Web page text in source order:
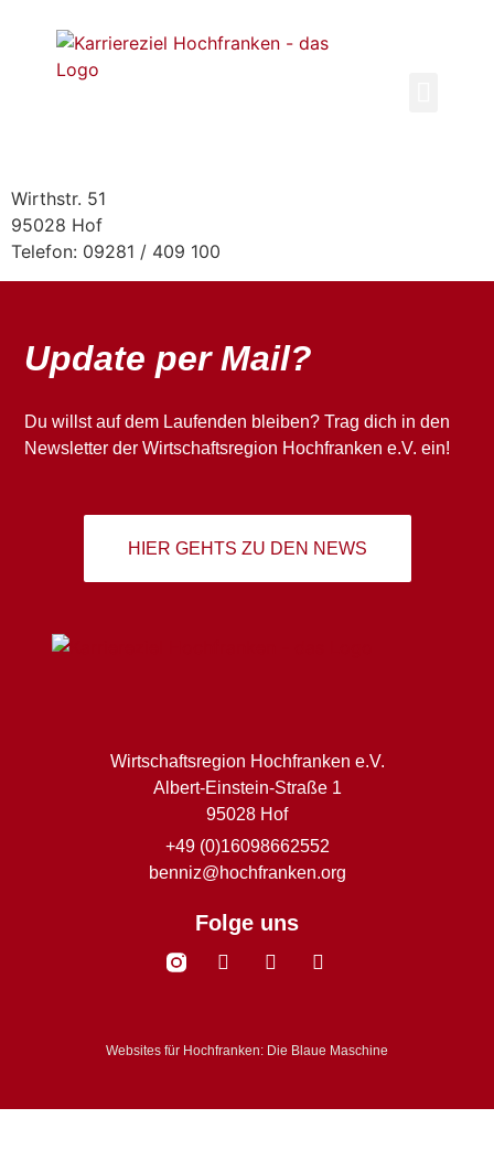
springen
Wirthstr. 51
95028 Hof
Telefon: 09281 / 409 100
Update per Mail?
Du willst auf dem Laufenden bleiben? Trag dich in den
Newsletter der Wirtschaftsregion Hochfranken e.V. ein!
HIER GEHTS ZU DEN NEWS
Wirtschaftsregion Hochfranken e.V.
Albert-Einstein-Straße 1
95028 Hof
+49 (0)16098662552
benniz@hochfranken.org
Folge uns
Websites für Hochfranken: Die Blaue Maschine